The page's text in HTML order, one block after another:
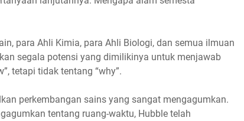
para Ahli Kimia, para Ahli Biologi, dan semua ilmuan
segala potensi yang dimilikinya untuk menjawab
tetapi tidak tentang “why”.
perkembangan sains yang sangat mengagumkan.
tentang ruang-waktu, Hubble telah